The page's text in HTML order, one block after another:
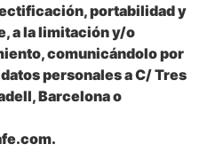
portabilidad y
a la limitación y/o
comunicándolo por
personales a C/ Tres
Barcelona o